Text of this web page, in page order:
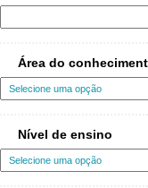
Área do
Nível de ensino